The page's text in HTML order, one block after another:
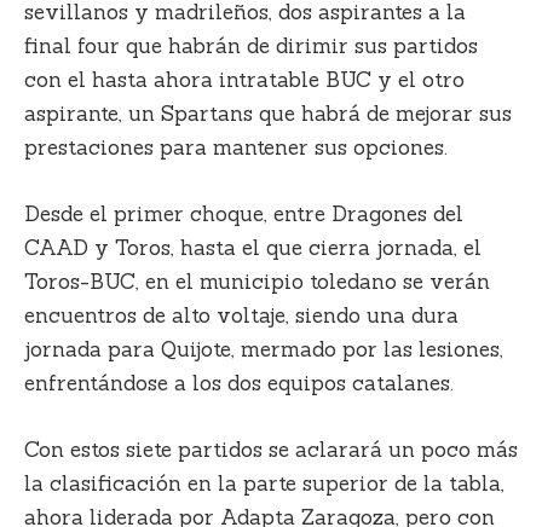
sevillanos y madrileños, dos aspirantes a la
final four que habrán de dirimir sus partidos
con el hasta ahora intratable BUC y el otro
aspirante, un Spartans que habrá de mejorar sus
prestaciones para mantener sus opciones.
Desde el primer choque, entre Dragones del
CAAD y Toros, hasta el que cierra jornada, el
Toros-BUC, en el municipio toledano se verán
encuentros de alto voltaje, siendo una dura
jornada para Quijote, mermado por las lesiones,
enfrentándose a los dos equipos catalanes.
Con estos siete partidos se aclarará un poco más
la clasificación en la parte superior de la tabla,
ahora liderada por Adapta Zaragoza, pero con